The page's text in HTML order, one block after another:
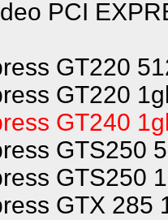
PCI
GT220
GT220
GT240
GTS250
GTS250
GTX 285